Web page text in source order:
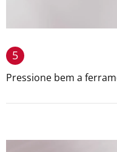
5
Pressione bem a